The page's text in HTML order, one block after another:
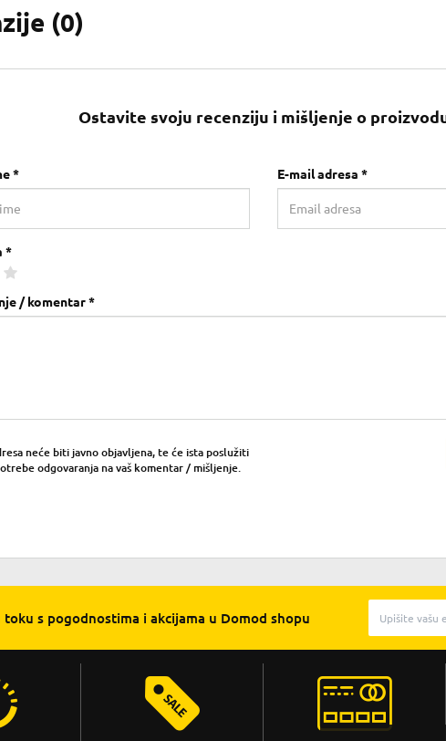
(0)
Ostavite svoju recenziju i mišljenje o
* E-mail adresa *
*
/ komentar *
neće biti javno objavljena, te će ista poslužiti
odgovaranja na vaš komentar / mišljenje.
s pogodnostima i akcijama u Domod shopu